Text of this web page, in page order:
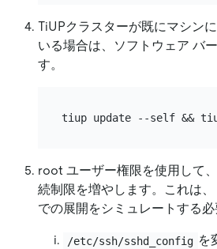
TiUPクラスターが既にマシン
いる場合は、ソフトウェア バ
す。
root ユーザー権限を使用して、
続制限を増やします。これは
での展開をシミュレートする必
/etc/ssh/sshd_config を